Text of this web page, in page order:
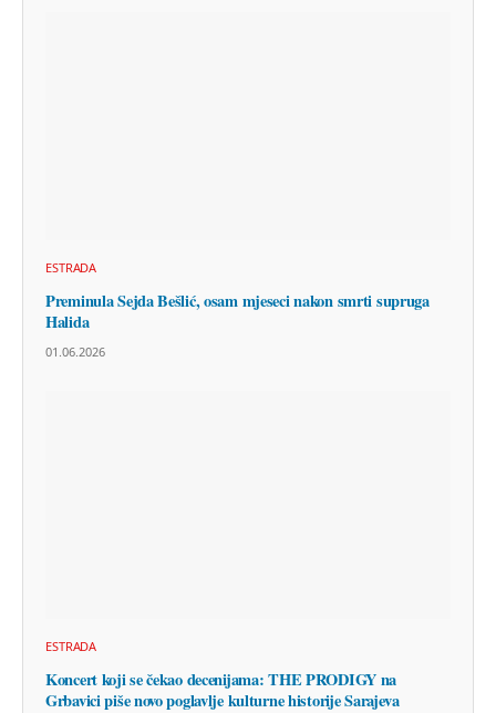
ESTRADA
Preminula Sejda Bešlić, osam mjeseci nakon smrti supruga
Halida
01.06.2026
ESTRADA
Koncert koji se čekao decenijama: THE PRODIGY na
Grbavici piše novo poglavlje kulturne historije Sarajeva